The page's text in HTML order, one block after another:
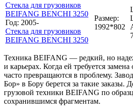
Стекла для грузовиков
BEIFANG BENCHI 3250
Год: 2005-
Стекла для грузовиков
BEIFANG BENCHI 3250
Размер:
1992*802
Техника BEIFANG — редкий, но
и карьерах. Когда ей требуется
часто превращаются в проблему.
Бор» в Бору берется за такие заказы.
грузовой техники BEIFANG по
сохранившимся фрагментам.